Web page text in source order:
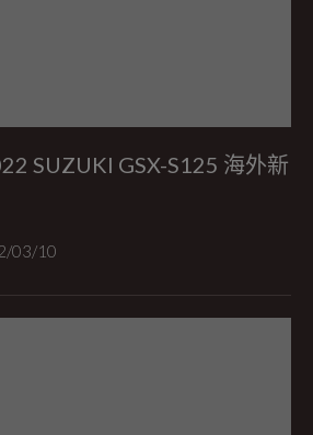
SUZUKI GSX-S125 海外新
03/10